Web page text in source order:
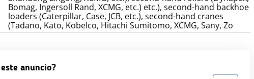
Bomag, Ingersoll Rand, XCMG, etc.) etc.), second-hand backhoe
loaders (Caterpillar, Case, JCB, etc.), second-hand cranes
(Tadano, Kato, Kobelco, Hitachi Sumitomo, XCMG, Sany, Zo
anuncio?